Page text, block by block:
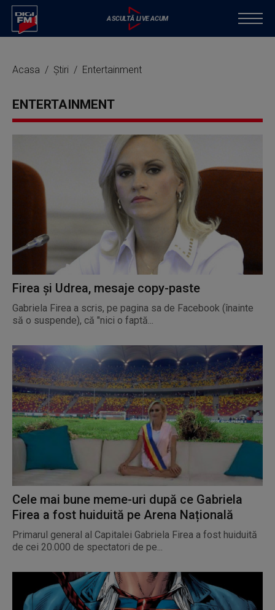
Acasa Știri Entertainment
ENTERTAINMENT
Firea și Udrea, mesaje copy-paste
Gabriela Firea a scris, pe pagina sa de Facebook (înainte
să o suspende), că "nici o faptă...
Cele mai bune meme-uri după ce Gabriela
Firea a fost huiduită pe Arena Națională
Primarul general al Capitalei Gabriela Firea a fost huiduită
de cei 20.000 de spectatori de pe...